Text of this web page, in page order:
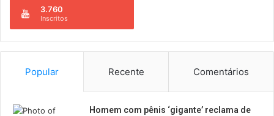
3.760
Inscritos
Popular Recente Comentários
Homem com pênis ‘gigante’ reclama de